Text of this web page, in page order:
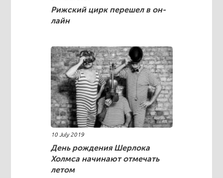
Рижский цирк перешел в он-
лайн
10 July 2019
День рождения Шерлока
Холмса начинают отмечать
летом